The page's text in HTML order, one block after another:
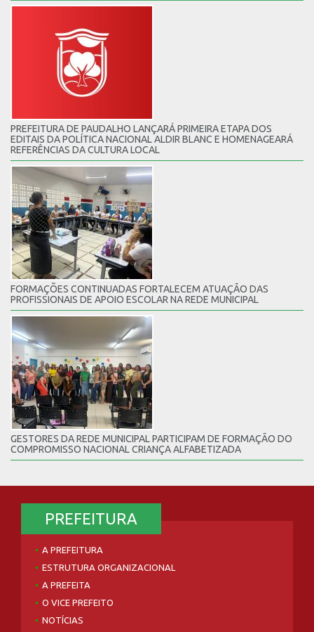
PREFEITURA DE PAUDALHO LANÇARÁ PRIMEIRA ETAPA DOS
EDITAIS DA POLÍTICA NACIONAL ALDIR BLANC E HOMENAGEARÁ
REFERÊNCIAS DA CULTURA LOCAL
FORMAÇÕES CONTINUADAS FORTALECEM ATUAÇÃO DAS
PROFISSIONAIS DE APOIO ESCOLAR NA REDE MUNICIPAL
GESTORES DA REDE MUNICIPAL PARTICIPAM DE FORMAÇÃO DO
COMPROMISSO NACIONAL CRIANÇA ALFABETIZADA
PREFEITURA
A PREFEITURA
ESTRUTURA ORGANIZACIONAL
A PREFEITA
O VICE PREFEITO
NOTÍCIAS